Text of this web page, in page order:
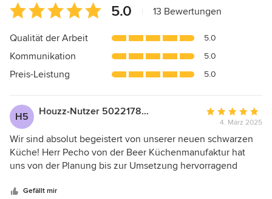
Durchschnittliche
Bewertung:
5
5
Sternen
5.0 13 Bewertungen
Qualität der Arbeit 5.0
Kommunikation 5.0
Preis-Leistung 5.0
H5 Houzz-Nutzer 502217842
Bewertung:
5
von
5
4. März 2025
Wir sind absolut begeistert von unserer neuen schwarzen
Küche! Herr Pecho von der Beer Küchenmanufaktur hat
uns von der Planung bis zur Umsetzung hervorragend
sehr herzlich. Unsere Wünsche wurden perfekt umgesetzt,
Gefällt mir